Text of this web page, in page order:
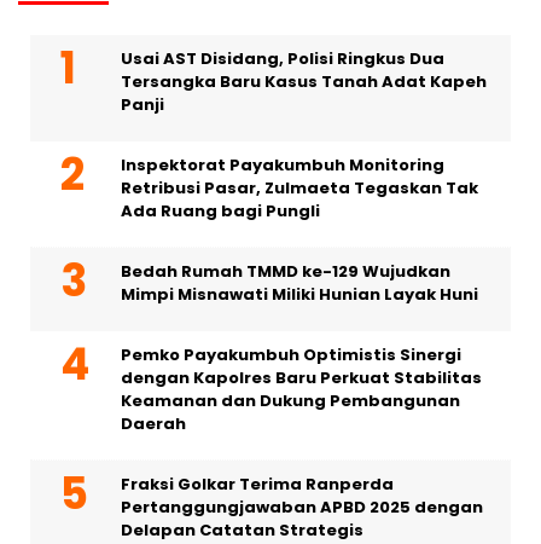
Usai AST Disidang, Polisi Ringkus Dua
Tersangka Baru Kasus Tanah Adat Kapeh
Panji
Inspektorat Payakumbuh Monitoring
Retribusi Pasar, Zulmaeta Tegaskan Tak
Ada Ruang bagi Pungli
Bedah Rumah TMMD ke-129 Wujudkan
Mimpi Misnawati Miliki Hunian Layak Huni
Pemko Payakumbuh Optimistis Sinergi
dengan Kapolres Baru Perkuat Stabilitas
Keamanan dan Dukung Pembangunan
Daerah
Fraksi Golkar Terima Ranperda
Pertanggungjawaban APBD 2025 dengan
Delapan Catatan Strategis